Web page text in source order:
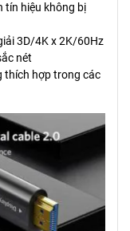
tín hiệu không bị
3D/4K x 2K/60Hz
nét
thích hợp trong các